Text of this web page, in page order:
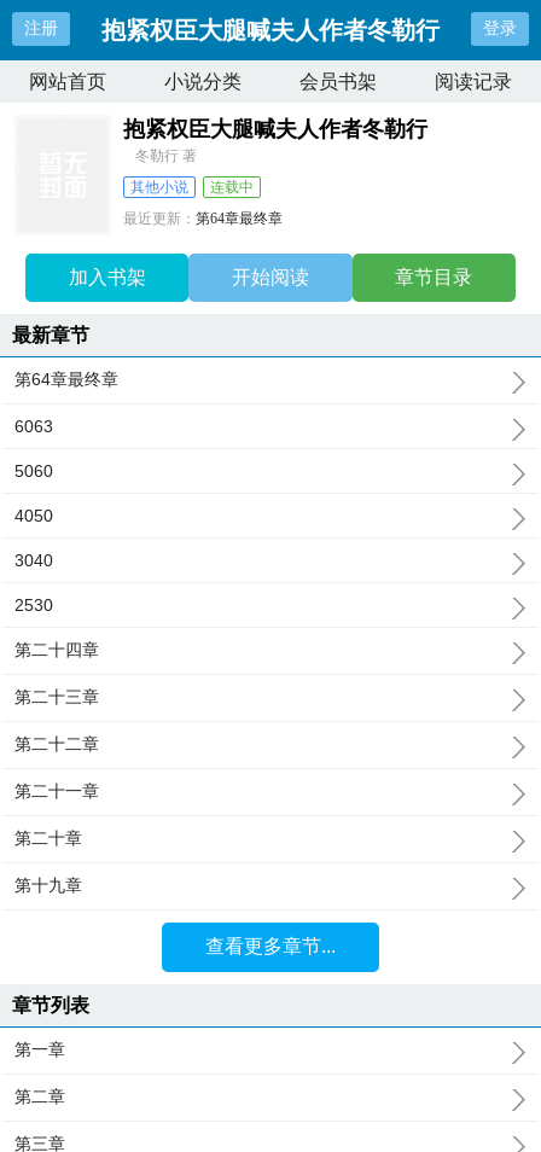
注册 抱紧权臣大腿喊夫人作者冬勒行 登录
网站首页 小说分类 会员书架 阅读记录
抱紧权臣大腿喊夫人作者冬勒行
冬勒行 著
其他小说
连载中
最近更新：第64章最终章
加入书架 开始阅读 章节目录
最新章节
第64章最终章
6063
5060
4050
3040
2530
第二十四章
第二十三章
第二十二章
第二十一章
第二十章
第十九章
查看更多章节...
章节列表
第一章
第二章
第三章